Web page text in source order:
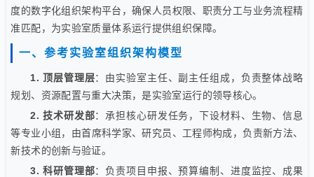
度的数字化组织架构平台，确保人员权限、职责分工与业务流程精
准匹配，为实验室质量体系运行提供组织保障。
一、参考实验室组织架构模型
1. 顶层管理层：由实验室主任、副主任组成，负责整体战略
规划、资源配置与重大决策，是实验室运行的领导核心。
2. 技术研发部：承担核心研发任务，下设材料、生物、信息
等专业小组，由首席科学家、研究员、工程师构成，负责新方法、
新技术的创新与验证。
3. 科研管理部：负责项目申报、预算编制、进度监控、成果